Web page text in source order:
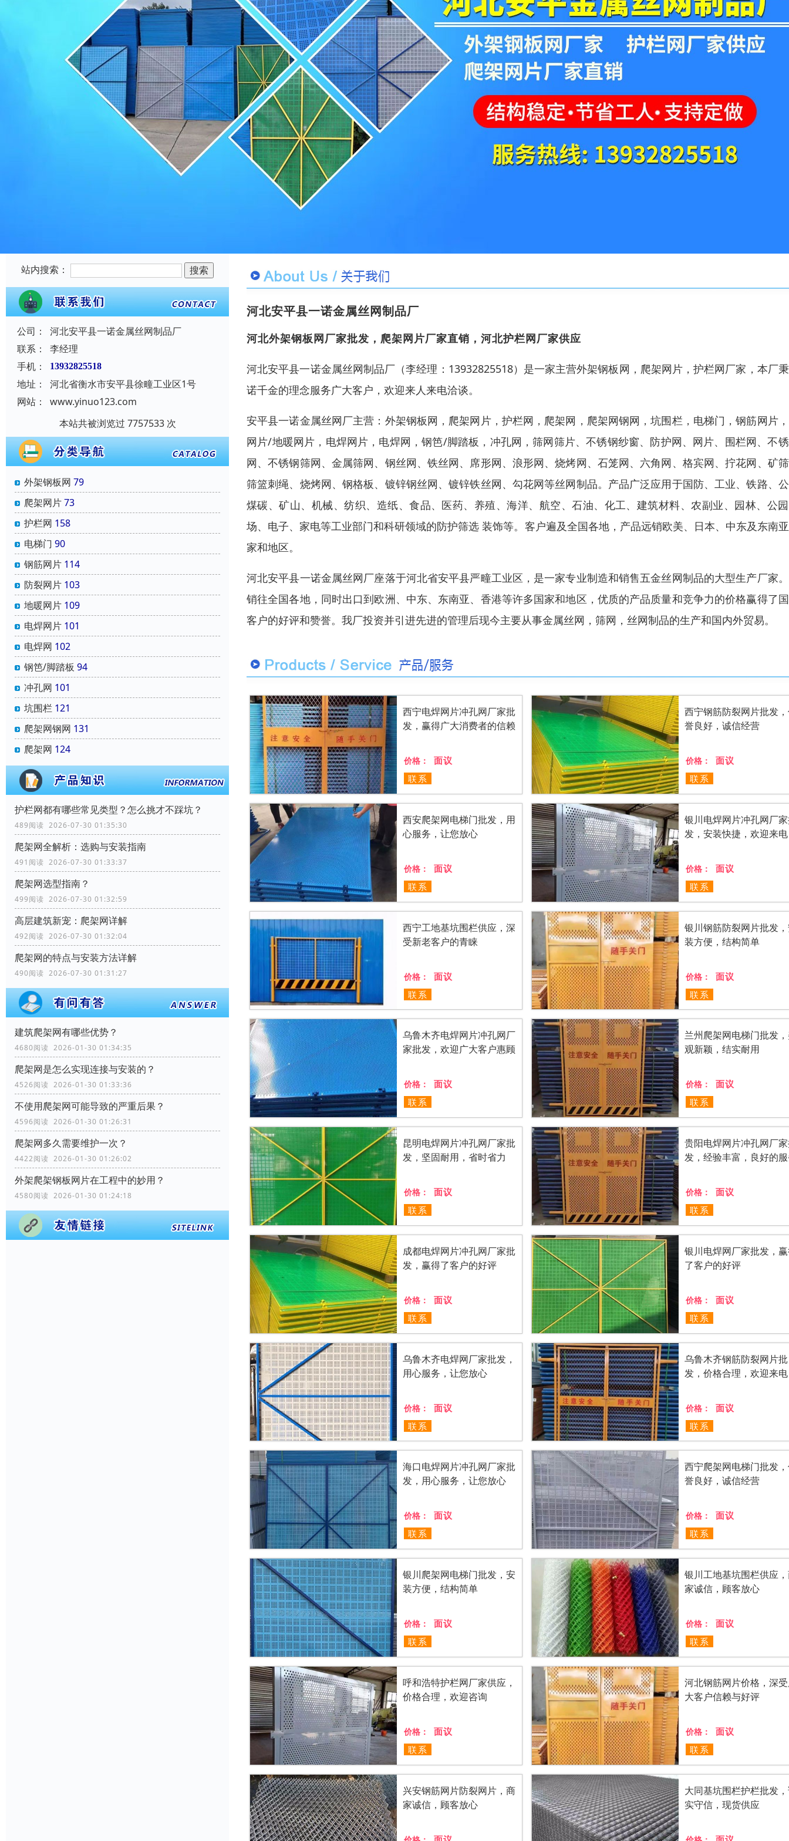
站内搜索：
公司：
河北安平县一诺金属丝网制品厂
联系：
李经理
手机：
13932825518
地址：
河北省衡水市安平县徐疃工业区1号
网站：
www.yinuo123.com
本站共被浏览过 7757533 次
外架钢板网 79
爬架网片73
护栏网 158
电梯门 90
钢筋网片 114
防裂网片 103
地暖网片 109
电焊网片 101
电焊网 102
钢笆/脚踏板 94
冲孔网 101
坑围栏 121
爬架网钢网 131
爬架网 124
‌护栏网‌都有哪些常见类型？怎么挑才不踩坑？
489阅读 2026-07-30 01:35:30
爬架网全解析：选购与安装指南
491阅读 2026-07-30 01:33:37
爬架网选型指南？
499阅读 2026-07-30 01:32:59
高层建筑新宠：爬架网详解
492阅读 2026-07-30 01:32:04
爬架网的特点与安装方法详解
490阅读 2026-07-30 01:31:27
建筑爬架网有哪些优势？
4680阅读 2026-01-30 01:34:35
爬架网是怎么实现连接与安装的？
4526阅读 2026-01-30 01:33:36
不使用爬架网可能导致的严重后果？
4596阅读 2026-01-30 01:26:31
爬架网多久需要维护一次？
4422阅读 2026-01-30 01:26:02
外架爬架钢板网片在工程中的妙用？
4580阅读 2026-01-30 01:24:18
河北安平县一诺金属丝网制品厂
河北外架钢板网厂家批发，爬架网片厂家直销，河北护栏网厂家供应
河北安平县一诺金属丝网制品厂（李经理：13932825518）是一家主营外架钢板网，爬架网片，护栏网厂家，本厂
诺千金的理念服务广大客户，欢迎来人来电洽谈。
安平县一诺金属丝网厂主营：外架钢板网，爬架网片，护栏网，爬架网，爬架网钢网，坑围栏，电梯门，钢筋网片
网片/地暖网片，电焊网片，电焊网，钢笆/脚踏板，冲孔网，筛网筛片、不锈钢纱窗、防护网、网片、围栏网、不
网、不锈钢筛网、金属筛网、钢丝网、铁丝网、席形网、浪形网、烧烤网、石笼网、六角网、格宾网、拧花网、矿
筛篮刺绳、烧烤网、钢格板、镀锌钢丝网、镀锌铁丝网、勾花网等丝网制品。产品广泛应用于国防、工业、铁路、
煤碳、矿山、机械、纺织、造纸、食品、医药、养殖、海洋、航空、石油、化工、建筑材料、农副业、园林、公
场、电子、家电等工业部门和科研领域的防护筛选 装饰等。客户遍及全国各地，产品远销欧美、日本、中东及东南
家和地区。
河北安平县一诺金属丝网厂座落于河北省安平县严疃工业区，是一家专业制造和销售五金丝网制品的大型生产厂家
销往全国各地，同时出口到欧洲、中东、东南亚、香港等许多国家和地区，优质的产品质量和竞争力的价格赢得了
客户的好评和赞誉。我厂投资并引进先进的管理后现今主要从事金属丝网，筛网，丝网制品的生产和国内外贸易。
西宁电焊网片冲孔网厂家批
发，赢得广大消费者的信赖
价格：
面议
联系
西宁钢筋防裂网片批发
誉良好，诚信经营
价格：
面议
联系
西安爬架网电梯门批发，用
心服务，让您放心
价格：
面议
联系
银川电焊网片冲孔网厂
发，安装快捷，欢迎来电
价格：
面议
联系
西宁工地基坑围栏供应，深
受新老客户的青睐
价格：
面议
联系
银川钢筋防裂网片批发
装方便，结构简单
价格：
面议
联系
乌鲁木齐电焊网片冲孔网厂
家批发，欢迎广大客户惠顾
价格：
面议
联系
兰州爬架网电梯门批发
观新颖，结实耐用
价格：
面议
联系
昆明电焊网片冲孔网厂家批
发，坚固耐用，省时省力
价格：
面议
联系
贵阳电焊网片冲孔网厂
发，经验丰富，良好的
价格：
面议
联系
成都电焊网片冲孔网厂家批
发，赢得了客户的好评
价格：
面议
联系
银川电焊网厂家批发，
了客户的好评
价格：
面议
联系
乌鲁木齐电焊网厂家批发，
用心服务，让您放心
价格：
面议
联系
乌鲁木齐钢筋防裂网片批
发，价格合理，欢迎来电
价格：
面议
联系
海口电焊网片冲孔网厂家批
发，用心服务，让您放心
价格：
面议
联系
西宁爬架网电梯门批发
誉良好，诚信经营
价格：
面议
联系
银川爬架网电梯门批发，安
装方便，结构简单
价格：
面议
联系
银川工地基坑围栏供应
家诚信，顾客放心
价格：
面议
联系
呼和浩特护栏网厂家供应，
价格合理，欢迎咨询
价格：
面议
联系
河北钢筋网片价格，深
大客户信赖与好评
价格：
面议
联系
兴安钢筋网片防裂网片，商
家诚信，顾客放心
大同基坑围栏护栏批发
实守信，现货供应